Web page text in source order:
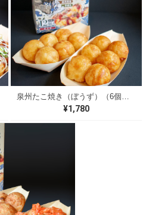
¥1,780